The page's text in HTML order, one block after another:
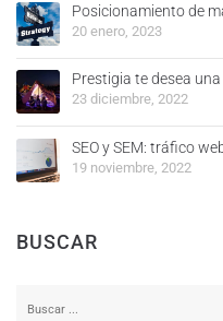
Posicionamiento de
20 enero, 2023
Prestigia te desea
23 diciembre, 2022
SEO y SEM: tráfico
19 noviembre, 2022
BUSCAR